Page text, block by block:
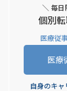
＼ 毎日
個別
医療従
医療
自身のキャ